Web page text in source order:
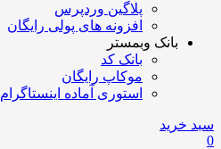
پلاگین وردپرس
افزونه های پولی رایگان
بانک وبمستر
بانک کد
موکاپ رایگان
استوری آماده اینستاگرام
سبد خرید
0